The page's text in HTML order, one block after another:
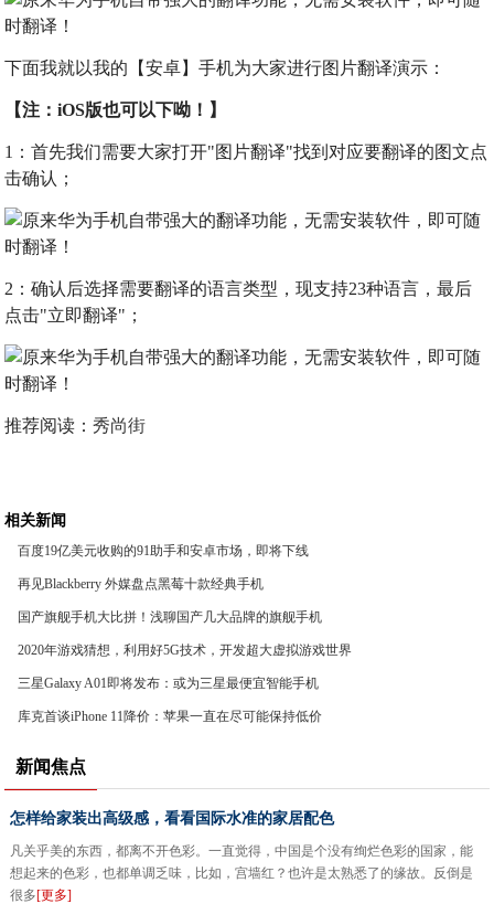
下面我就以我的【安卓】手机为大家进行图片翻译演示：
【注：iOS版也可以下呦！】
1：首先我们需要大家打开"图片翻译"找到对应要翻译的图文点
击确认；
2：确认后选择需要翻译的语言类型，现支持23种语言，最后
点击"立即翻译"；
推荐阅读：秀尚街
相关新闻
百度19亿美元收购的91助手和安卓市场，即将下线
再见Blackberry 外媒盘点黑莓十款经典手机
国产旗舰手机大比拼！浅聊国产几大品牌的旗舰手机
2020年游戏猜想，利用好5G技术，开发超大虚拟游戏世界
三星Galaxy A01即将发布：或为三星最便宜智能手机
库克首谈iPhone 11降价：苹果一直在尽可能保持低价
新闻焦点
怎样给家装出高级感，看看国际水准的家居配色
凡关乎美的东西，都离不开色彩。一直觉得，中国是个没有绚烂色彩的国家，能
想起来的色彩，也都单调乏味，比如，宫墙红？也许是太熟悉了的缘故。反倒是
很多[更多]